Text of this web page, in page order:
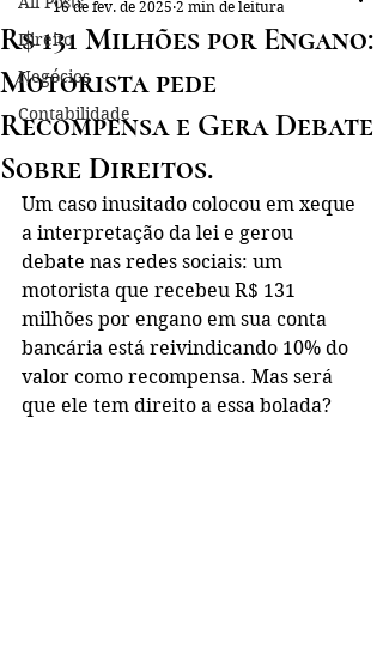
Direito
Negócios
Contabilidade
R$ 131 Milhões por Engano:
Motorista pede
Recompensa e Gera Debate
Sobre Direitos.
16 de fev. de 2025 2 min de leitura
Um caso inusitado colocou em xeque
a interpretação da lei e gerou
debate nas redes sociais: um
motorista que recebeu R$ 131
milhões por engano em sua conta
bancária está reivindicando 10% do
valor como recompensa. Mas será
que ele tem direito a essa bolada?